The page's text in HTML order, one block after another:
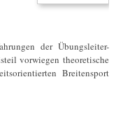
der Übungsleiter-
vorwiegen theoretische
Breitensport